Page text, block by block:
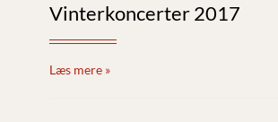
Vinterkoncerter 2017
Læs mere »